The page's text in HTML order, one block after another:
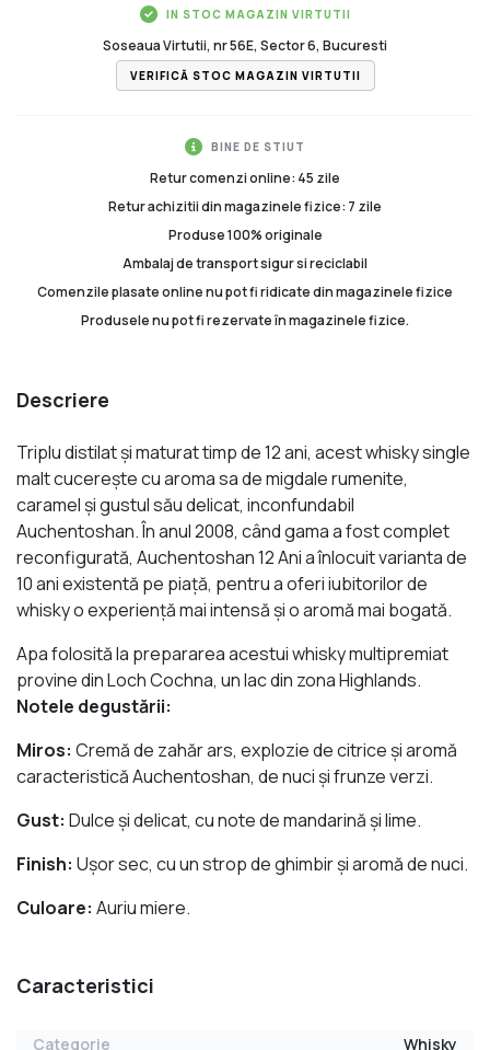
IN STOC MAGAZIN VIRTUTII
Soseaua Virtutii, nr 56E, Sector 6, Bucuresti
VERIFICĂ STOC MAGAZIN VIRTUTII
BINE DE STIUT
Retur comenzi online: 45 zile
Retur achizitii din magazinele fizice: 7 zile
Produse 100% originale
Ambalaj de transport sigur si reciclabil
Comenzile plasate online nu pot fi ridicate din magazinele fizice
Produsele nu pot fi rezervate în magazinele fizice.
Descriere
Triplu distilat şi maturat timp de 12 ani, acest whisky single
malt cucereşte cu aroma sa de migdale rumenite,
caramel şi gustul său delicat, inconfundabil
Auchentoshan. În anul 2008, când gama a fost complet
reconfigurată, Auchentoshan 12 Ani a înlocuit varianta de
10 ani existentă pe piaţă, pentru a oferi iubitorilor de
whisky o experienţă mai intensă şi o aromă mai bogată.
Apa folosită la prepararea acestui whisky multipremiat
provine din Loch Cochna, un lac din zona Highlands.
Notele degustării:
Miros: Cremă de zahăr ars, explozie de citrice şi aromă
caracteristică Auchentoshan, de nuci şi frunze verzi.
Gust: Dulce şi delicat, cu note de mandarină şi lime.
Finish: Uşor sec, cu un strop de ghimbir şi aromă de nuci.
Culoare: Auriu miere.
Caracteristici
Categorie Whisky